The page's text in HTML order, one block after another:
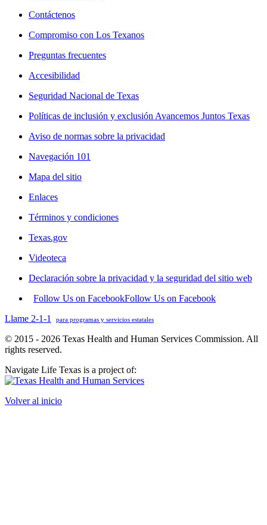
Contáctenos
Compromiso con Los Texanos
Preguntas frecuentes
Accesibilidad
Seguridad Nacional de Texas
Políticas de inclusión y exclusión Avancemos Juntos Texas
Aviso de normas sobre la privacidad
Navegación 101
Mapa del sitio
Enlaces
Términos y condiciones
Texas.gov
Videoteca
Declaración sobre la privacidad y la seguridad del sitio web
Follow Us on FacebookFollow Us on Facebook
Llame 2-1-1
para programas y servicios estatales
© 2015 - 2026 Texas Health and Human Services Commission. All
rights reserved.
Navigate Life Texas is a project of:
Volver al inicio